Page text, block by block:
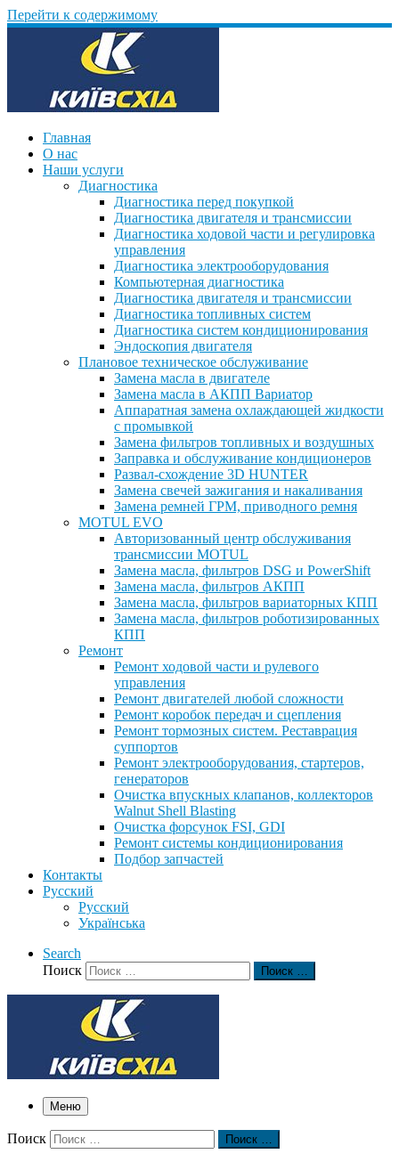
Перейти к содержимому
Главная
О нас
Наши услуги
Диагностика
Диагностика перед покупкой
Диагностика двигателя и трансмиссии
Диагностика ходовой части и регулировка
управления
Диагностика электрооборудования
Компьютерная диагностика
Диагностика двигателя и трансмиссии
Диагностика топливных систем
Диагностика систем кондиционирования
Эндоскопия двигателя
Плановое техническое обслуживание
Замена масла в двигателе
Замена масла в АКПП Вариатор
Аппаратная замена охлаждающей жидкости
с промывкой
Замена фильтров топливных и воздушных
Заправка и обслуживание кондиционеров
Развал-схождение 3D HUNTER
Замена свечей зажигания и накаливания
Замена ремней ГРМ, приводного ремня
MOTUL EVO
Авторизованный центр обслуживания
трансмиссии MOTUL
Замена масла, фильтров DSG и PowerShift
Замена масла, фильтров АКПП
Замена масла, фильтров вариаторных КПП
Замена масла, фильтров роботизированных
КПП
Ремонт
Ремонт ходовой части и рулевого
управления
Ремонт двигателей любой сложности
Ремонт коробок передач и сцепления
Ремонт тормозных систем. Реставрация
суппортов
Ремонт электрооборудования, стартеров,
генераторов
Очистка впускных клапанов, коллекторов
Walnut Shell Blasting
Очистка форсунок FSI, GDI
Ремонт системы кондиционирования
Подбор запчастей
Контакты
Русский
Русский
Українська
Search
Поиск
Поиск …
Меню
Поиск Поиск …